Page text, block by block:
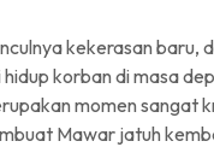
kekerasan
korban di masa
momen sangat
Mawar jatuh